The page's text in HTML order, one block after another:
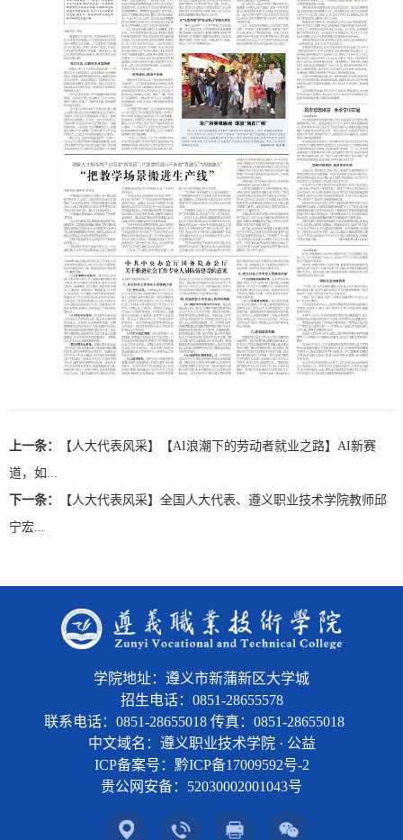
上一条：
【人大代表风采】【AI浪潮下的劳动者就业之路】AI新赛
道，如...
下一条：
【人大代表风采】全国人大代表、遵义职业技术学院教师邱
宁宏...
学院地址：遵义市新蒲新区大学城
招生电话：0851-28655578
联系电话：0851-28655018 传真：0851-28655018
中文域名：遵义职业技术学院 · 公益
ICP备案号：黔ICP备17009592号-2
贵公网安备： 52030002001043号